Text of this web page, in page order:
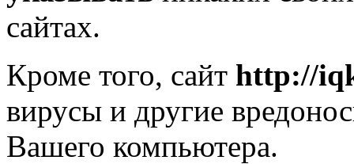
сайтах.
Кроме того, сайт http://
вирусы и другие
Вашего компьютера.